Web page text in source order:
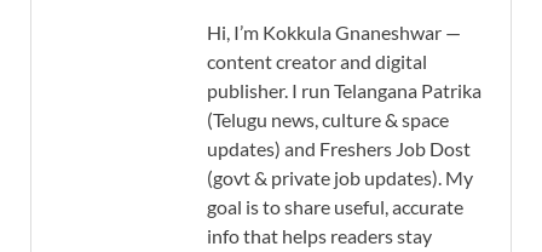
Hi, I’m Kokkula Gnaneshwar —
content creator and digital
publisher. I run Telangana Patrika
(Telugu news, culture & space
updates) and Freshers Job Dost
(govt & private job updates). My
goal is to share useful, accurate
info that helps readers stay